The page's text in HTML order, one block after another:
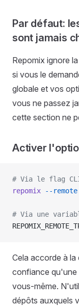
Par défaut:
sont jamais
Repomix ignore
si vous le
globale et vos
vous ne passez
cette section ne
Activer
# Via le flag
repomix --remote
# Via une
Cela accorde à
confiance qu'une
vous-même.
dépôts auxquels